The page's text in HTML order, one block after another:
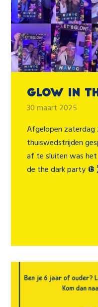
Glow in
30 maart 2025
Afgelopen zaterdag
thuiswedstrijden
af te sluiten was
de the dark party